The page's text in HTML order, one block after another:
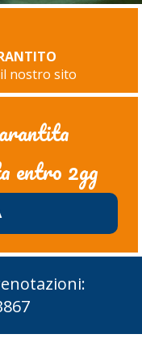
nostro sito
entro 2gg